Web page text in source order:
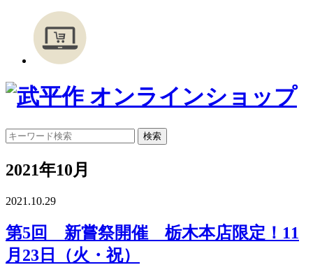
2021年10月
2021.10.29
第5回 新嘗祭開催 栃木本店限定！11
月23日（火・祝）